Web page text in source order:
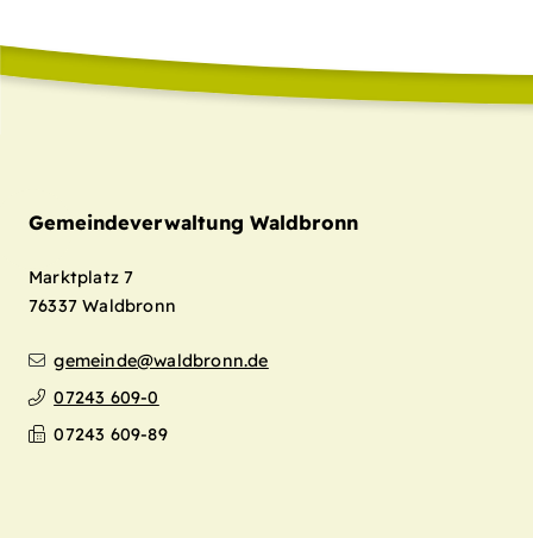
Gemeindeverwaltung Waldbronn
Marktplatz 7
76337 Waldbronn
gemeinde@waldbronn.de
07243 609-0
07243 609-89